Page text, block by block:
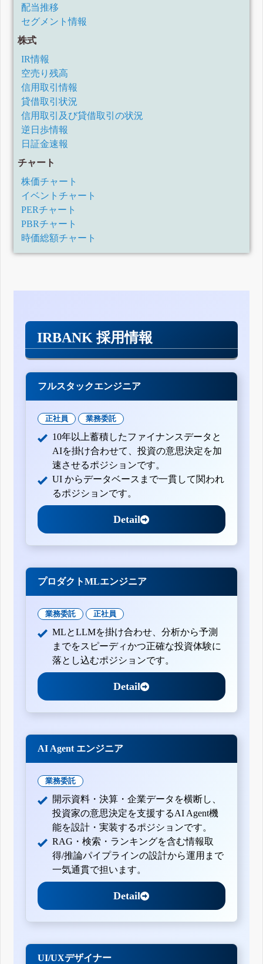
配当推移
セグメント情報
株式
IR情報
空売り残高
信用取引情報
貸借取引状況
信用取引及び貸借取引の状況
逆日歩情報
日証金速報
チャート
株価チャート
イベントチャート
PERチャート
PBRチャート
時価総額チャート
IRBANK 採用情報
フルスタックエンジニア
正社員 業務委託
10年以上蓄積したファイナンスデータと
AIを掛け合わせて、投資の意思決定を加
速させるポジションです。
UI からデータベースまで一貫して関われ
るポジションです。
Detail
プロダクトMLエンジニア
業務委託 正社員
MLとLLMを掛け合わせ、分析から予測
までをスピーディかつ正確な投資体験に
落とし込むポジションです。
Detail
AI Agent エンジニア
業務委託
開示資料・決算・企業データを横断し、
投資家の意思決定を支援するAI Agent機
能を設計・実装するポジションです。
RAG・検索・ランキングを含む情報取
得/推論パイプラインの設計から運用まで
一気通貫で担います。
Detail
UI/UXデザイナー